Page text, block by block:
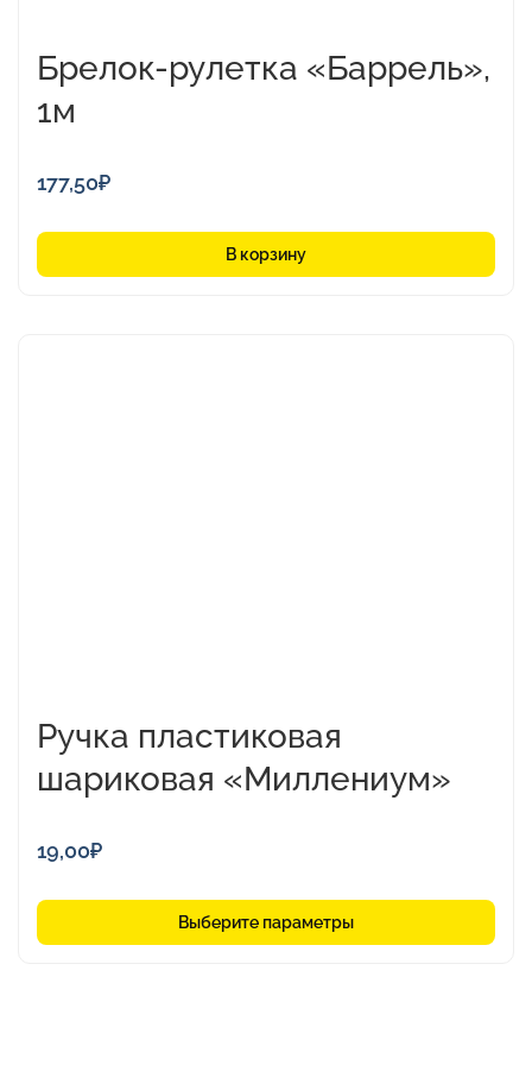
Брелок-рулетка «Баррель»,
1м
177,50₽
В корзину
Ручка пластиковая
шариковая «Миллениум»
19,00₽
Выберите параметры